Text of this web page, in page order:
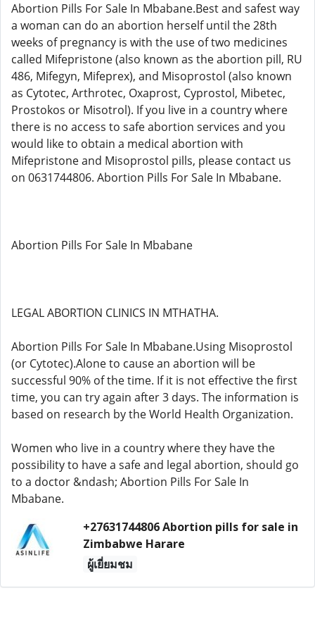
Abortion Pills For Sale In Mbabane.Best and safest way
a woman can do an abortion herself until the 28th
weeks of pregnancy is with the use of two medicines
called Mifepristone (also known as the abortion pill, RU
486, Mifegyn, Mifeprex), and Misoprostol (also known
as Cytotec, Arthrotec, Oxaprost, Cyprostol, Mibetec,
Prostokos or Misotrol). If you live in a country where
there is no access to safe abortion services and you
would like to obtain a medical abortion with
Mifepristone and Misoprostol pills, please contact us
on 0631744806. Abortion Pills For Sale In Mbabane.
Abortion Pills For Sale In Mbabane
LEGAL ABORTION CLINICS IN MTHATHA.
Abortion Pills For Sale In Mbabane.Using Misoprostol
(or Cytotec).Alone to cause an abortion will be
successful 90% of the time. If it is not effective the first
time, you can try again after 3 days. The information is
based on research by the World Health Organization.
Women who live in a country where they have the
possibility to have a safe and legal abortion, should go
to a doctor &ndash; Abortion Pills For Sale In
Mbabane.
+27631744806 Abortion pills for sale in
Zimbabwe Harare
ผู้เยี่ยมชม